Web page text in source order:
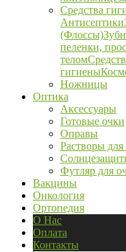
Средства
Антисептики
(Флоссы)
пеленки,
телом
гигиены
Ножницы
Оптика
Аксессуары
Готовые очки
Оправы
Растворы для
Футляр для
Вакцины
Онкология
Ортопедия
О Нас
Оплата
Контакты